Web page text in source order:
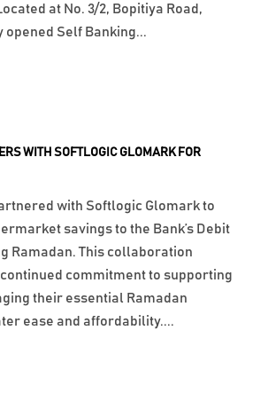
WITH SOFTLOGIC GLOMARK FOR
with Softlogic Glomark to
savings to the Bank’s Debit
Ramadan. This collaboration
continued commitment to supporting
their essential Ramadan
ease and affordability....
at No. 3/2, Bopitiya Road,
opened Self Banking...